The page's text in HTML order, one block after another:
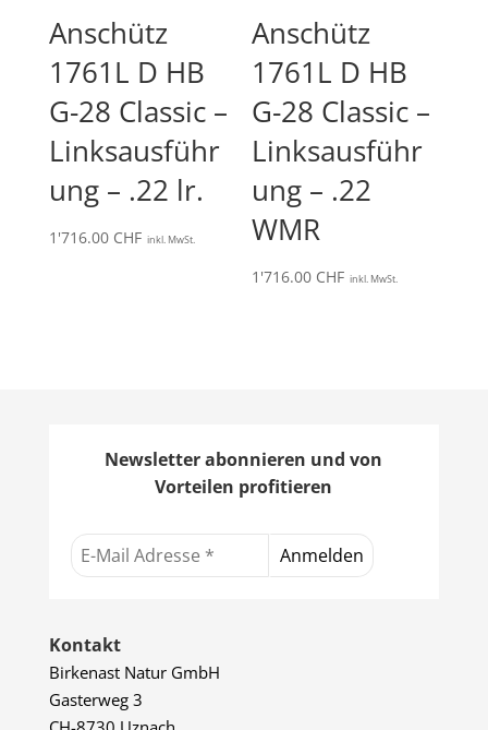
Anschütz
1761L D HB
G-28 Classic –
Linksausführ
ung – .22 lr.
1'716.00 CHF inkl. MwSt.
Anschütz
1761L D HB
G-28 Classic –
Linksausführ
ung – .22
WMR
1'716.00 CHF inkl. MwSt.
Newsletter abonnieren und von
Vorteilen profitieren
Kontakt
Birkenast Natur GmbH
Gasterweg 3